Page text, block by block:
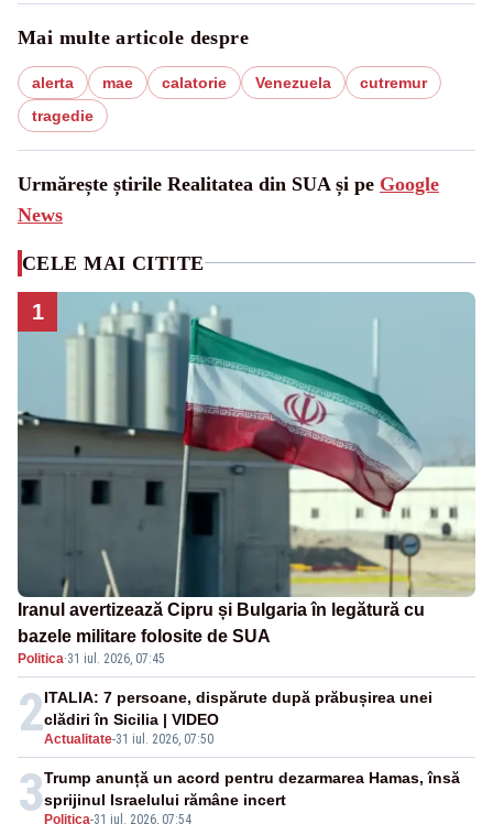
Mai multe articole despre
alerta mae calatorie Venezuela
cutremur
tragedie
Urmărește știrile Realitatea din SUA și pe Google
News
CELE MAI CITITE
1
Iranul avertizează Cipru și Bulgaria în legătură cu
bazele militare folosite de SUA
Politica·31 iul. 2026, 07:45
2Actualitate-31 iul. 2026, 07:50
ITALIA: 7 persoane, dispărute după prăbușirea unei
clădiri în Sicilia | VIDEO
3 Politica-31 iul. 2026, 07:54
Trump anunță un acord pentru dezarmarea Hamas, însă
sprijinul Israelului rămâne incert